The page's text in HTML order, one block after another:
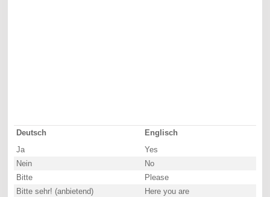
Deutsch
Englisch
Ja
Yes
Nein
No
Bitte
Please
Bitte sehr! (anbietend)
Here you are